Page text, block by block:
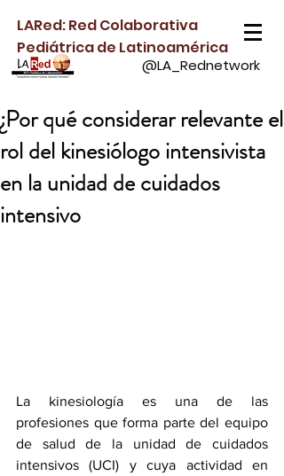
LARed: Red Colaborativa
Pediátrica de Latinoamérica
@LA_Rednetwork
¿Por qué considerar relevante el
rol del kinesiólogo intensivista
en la unidad de cuidados
intensivo
La kinesiología es una de las
profesiones que forma parte del equipo
de salud de la unidad de cuidados
intensivos (UCI) y cuya actividad en